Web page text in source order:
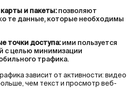
и пакеты: позволяют
те данные, которые необходимы
точки доступа: ими пользуется
с целью минимизации
трафика.
зависит от активности: видео
чем текст и просмотр веб-